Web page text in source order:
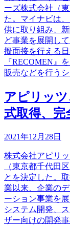
ーズ株式会社（
た。マイナビは
供に取り組み、
ど事業を展開し
擬面接を行える
『RECOMEN』
販売などを行う
アピリッ
式取得、完
2021年12月28日
株式会社アピリ
（東京都千代田
とを決定した。
業以来、企業の
ーション事業を
システム開発、
ザー向けの開発